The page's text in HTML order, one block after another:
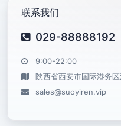
联系我们
029-88888192
9:00-22:00
陕西省西安市国际港务
sales@suoyiren.vip